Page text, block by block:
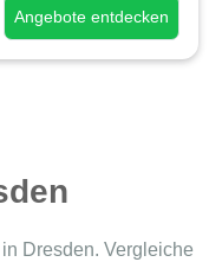
Angebote entdecken
Dresden. Vergleiche